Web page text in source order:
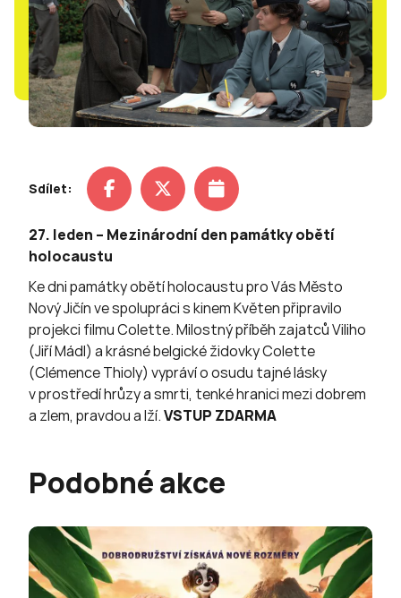
Sdílet:
27. leden – Mezinárodní den památky obětí
holocaustu
Ke dni památky obětí holocaustu pro Vás Město
Nový Jičín ve spolupráci s kinem Květen připravilo
projekci filmu Colette. Milostný příběh zajatců Viliho
(Jiří Mádl) a krásné belgické židovky Colette
(Clémence Thioly) vypráví o osudu tajné lásky
v prostředí hrůzy a smrti, tenké hranici mezi dobrem
a zlem, pravdou a lží.VSTUP ZDARMA
Podobné akce